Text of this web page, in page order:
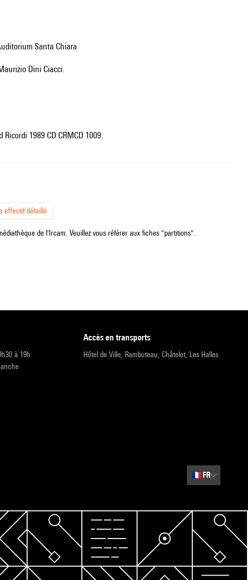
Santa Chiara
Dini Ciacci.
1989 CD CRMCD 1009.
effectif détaillé
de l'Ircam. Veuillez vous référer aux fiches "partitions".
à 19h
accès en transports
Hôtel de Ville, Rambuteau, Châtelet, Les Halles
🇫🇷 FR